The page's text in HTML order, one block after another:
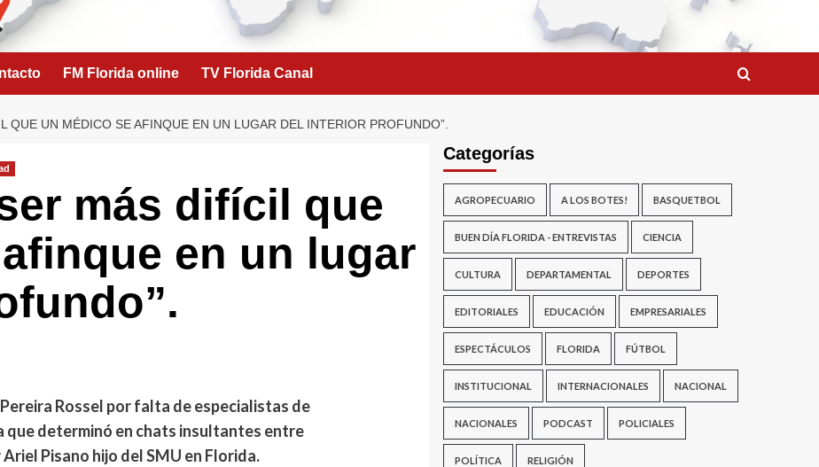
FM Florida online TV Florida Canal
QUE UN MÉDICO SE AFINQUE EN UN LUGAR DEL INTERIOR PROFUNDO”.
más difícil que
en un lugar
Rossel por falta de especialistas de
que determinó en chats insultantes entre
Pisano hijo del SMU en Florida.
Categorías
AGROPECUARIO A LOS BOTES! BASQUETBOL
BUEN DÍA FLORIDA - ENTREVISTAS CIENCIA
CULTURA DEPARTAMENTAL DEPORTES
EDITORIALES EDUCACIÓN EMPRESARIALES
ESPECTÁCULOS FLORIDA FÚTBOL
INSTITUCIONAL INTERNACIONALES NACIONAL
NACIONALES PODCAST POLICIALES
POLÍTICA RELIGIÓN